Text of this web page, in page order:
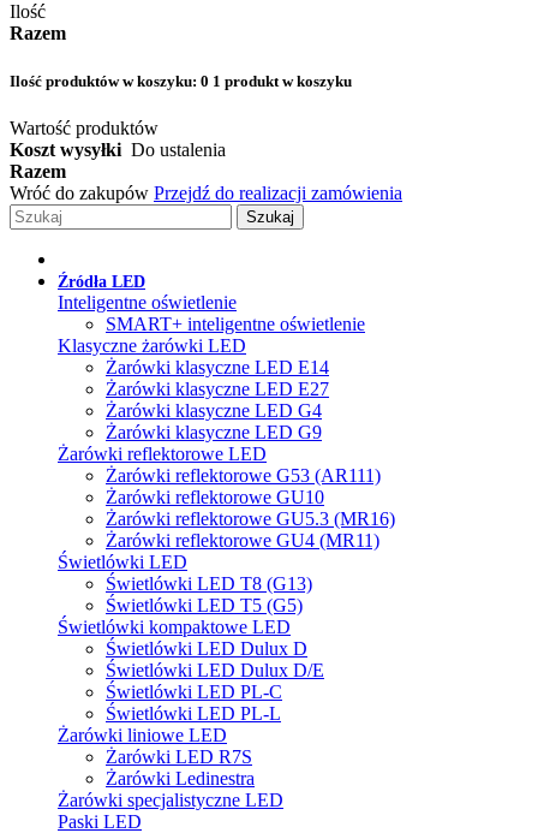
Ilość
Razem
Ilość produktów w koszyku: 0 1 produkt w koszyku
Wartość produktów
Koszt wysyłki Do ustalenia
Razem
Wróć do zakupów Przejdź do realizacji zamówienia
Szukaj
Źródła LED
Inteligentne oświetlenie
SMART+ inteligentne oświetlenie
Klasyczne żarówki LED
Żarówki klasyczne LED E14
Żarówki klasyczne LED E27
Żarówki klasyczne LED G4
Żarówki klasyczne LED G9
Żarówki reflektorowe LED
Żarówki reflektorowe G53 (AR111)
Żarówki reflektorowe GU10
Żarówki reflektorowe GU5.3 (MR16)
Żarówki reflektorowe GU4 (MR11)
Świetlówki LED
Świetlówki LED T8 (G13)
Świetlówki LED T5 (G5)
Świetlówki kompaktowe LED
Świetlówki LED Dulux D
Świetlówki LED Dulux D/E
Świetlówki LED PL-C
Świetlówki LED PL-L
Żarówki liniowe LED
Żarówki LED R7S
Żarówki Ledinestra
Żarówki specjalistyczne LED
Paski LED